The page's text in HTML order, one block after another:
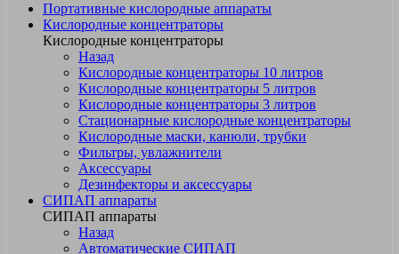
Портативные кислородные аппараты
Кислородные концентраторы
Кислородные концентраторы
Назад
Кислородные концентраторы 10 литров
Кислородные концентраторы 5 литров
Кислородные концентраторы 3 литров
Стационарные кислородные концентраторы
Кислородные маски, канюли, трубки
Фильтры, увлажнители
Аксессуары
Дезинфекторы и аксессуары
СИПАП аппараты
СИПАП аппараты
Назад
Автоматические СИПАП